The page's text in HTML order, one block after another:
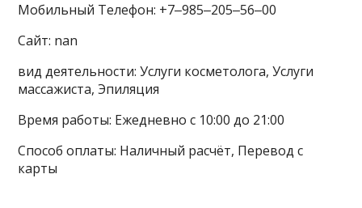
Мобильный Телефон: +7‒985‒205‒56‒00
Сайт: nan
вид деятельности: Услуги косметолога, Услуги
массажиста, Эпиляция
Время работы: Ежедневно с 10:00 до 21:00
Способ оплаты: Наличный расчёт, Перевод с
карты